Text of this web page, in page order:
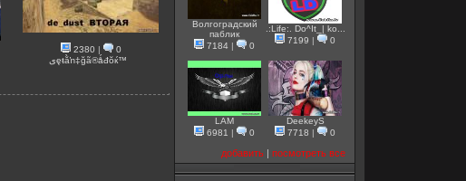
2380 |
0
ىęŧằŉ‡ğã®ǻđŏќ™
Волгоградский
паблик
7184 | 0
.:Life:. Do^It_| ko...
7199 | 0
LAM
6981 | 0
DeekeyS
7718 | 0
добавить | посмотреть все